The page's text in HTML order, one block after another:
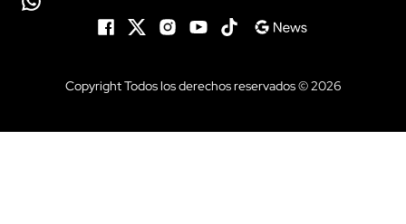
Copyright Todos los derechos reservados © 2026